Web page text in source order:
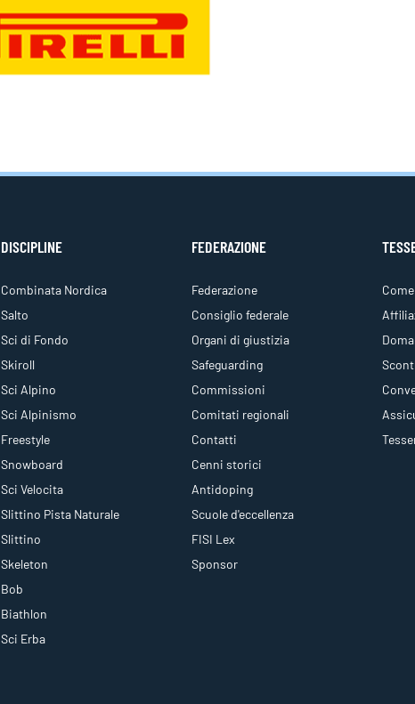
DISCIPLINE
Combinata Nordica
Salto
Sci di Fondo
Skiroll
Sci Alpino
Sci Alpinismo
Freestyle
Snowboard
Sci Velocita
Slittino Pista Naturale
Slittino
Skeleton
Bob
Biathlon
Sci Erba
FEDERAZIONE
Federazione
Consiglio federale
Organi di giustizia
Safeguarding
Commissioni
Comitati regionali
Contatti
Cenni storici
Antidoping
Scuole d'eccellenza
FISI Lex
Sponsor